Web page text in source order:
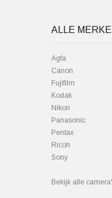
ALLE
Agfa
Canon
Fujifilm
Kodak
Nikon
Panasonic
Pentax
Ricoh
Sony
Bekijk alle